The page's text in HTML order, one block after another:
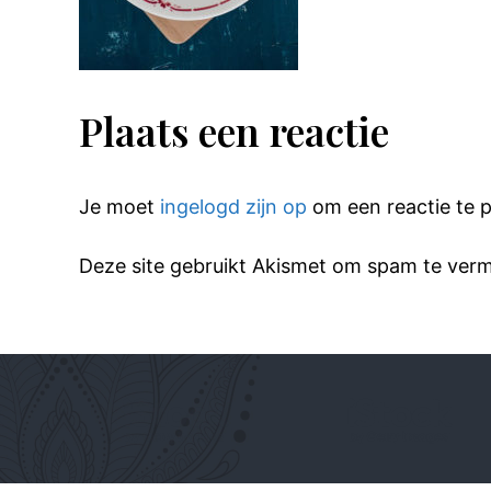
Plaats een reactie
Je moet ingelogd zijn op om een reactie te
Deze site gebruikt Akismet om spam te